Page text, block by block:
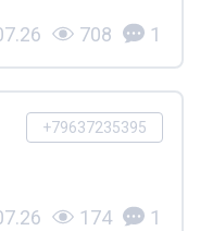
708 1
+79637235395
174 1